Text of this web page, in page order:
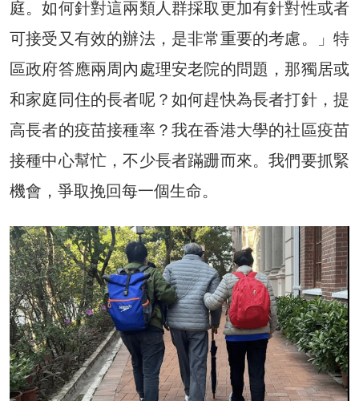
庭。如何針對這兩類人群採取更加有針對性或者
可接受又有效的辦法，是非常重要的考慮。」特
區政府答應兩周內處理安老院的問題，那獨居或
和家庭同住的長者呢？如何趕快為長者打針，提
高長者的疫苗接種率？我在香港大學的社區疫苗
接種中心幫忙，不少長者蹣跚而來。我們要抓緊
機會，爭取挽回每一個生命。